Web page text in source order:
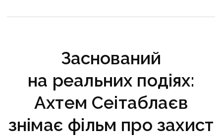
Заснований
на реальних подіях:
Ахтем Сеітаблаєв
знімає фільм про захист